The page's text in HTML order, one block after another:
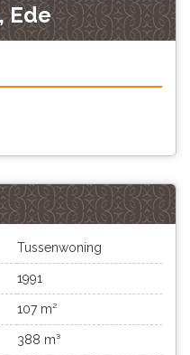
Ede
Tussenwoning
1991
107 m²
388 m³